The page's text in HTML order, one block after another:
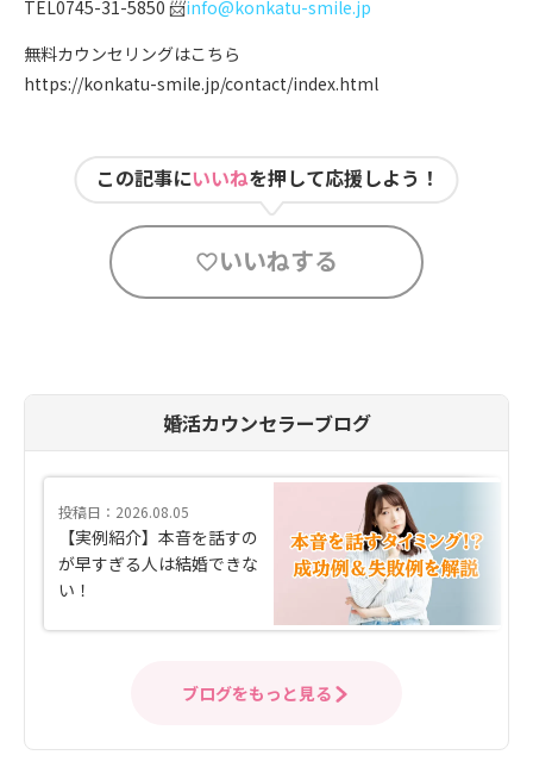
TEL0745-31-5850 📨info@konkatu-smile.jp
無料カウンセリングはこちら
https://konkatu-smile.jp/contact/index.html
この記事にいいねを押して応援しよう！
いいねする
婚活カウンセラーブログ
投稿日：2026.08.05
【実例紹介】本音を話すの
が早すぎる人は結婚できな
い！
ブログをもっと見る